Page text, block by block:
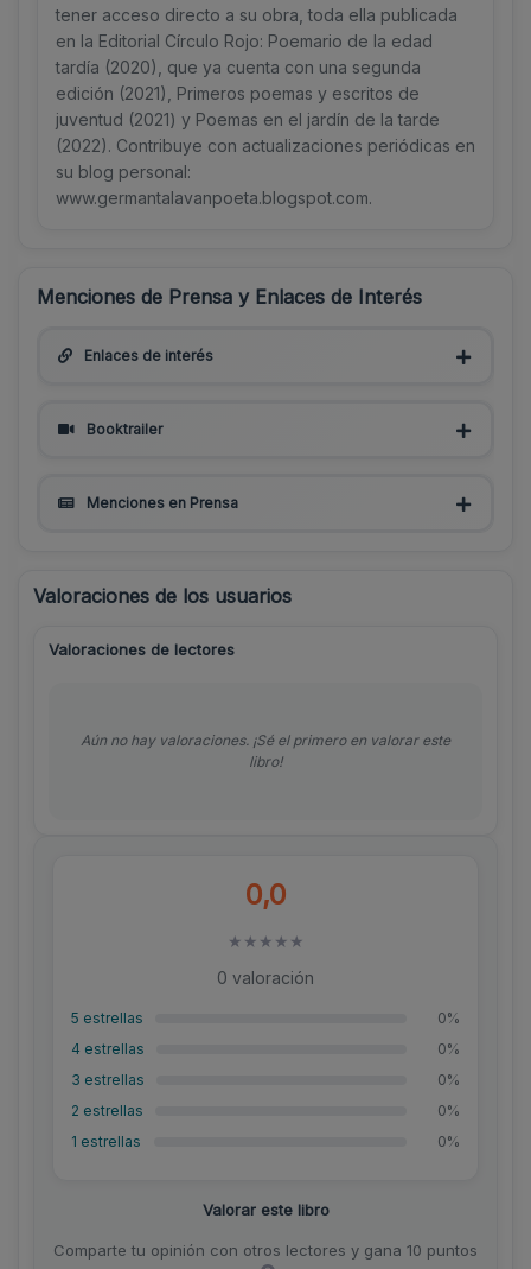
tener acceso directo a su obra, toda ella publicada
en la Editorial Círculo Rojo: Poemario de la edad
tardía (2020), que ya cuenta con una segunda
edición (2021), Primeros poemas y escritos de
juventud (2021) y Poemas en el jardín de la tarde
(2022). Contribuye con actualizaciones periódicas en
su blog personal:
www.germantalavanpoeta.blogspot.com.
Menciones de Prensa y Enlaces de Interés
Enlaces de interés
Booktrailer
Menciones en Prensa
Valoraciones de los usuarios
0,0
★ ★ ★ ★ ★
0 valoración
5 estrellas
0%
4 estrellas
0%
3 estrellas
0%
2 estrellas
0%
1 estrellas
0%
Valorar este libro
Comparte tu opinión con otros lectores y gana 10 puntos
Valoraciones de lectores
Aún no hay valoraciones. ¡Sé el primero en valorar este
libro!